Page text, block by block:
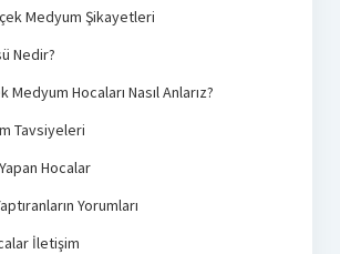
Medyum Şikayetleri
Nedir?
Hocaları Nasıl Anlarız?
Tavsiyeleri
Hocalar
Yorumları
İletişim